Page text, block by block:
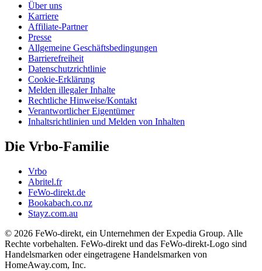
Über uns
Karriere
Affiliate-Partner
Presse
Allgemeine Geschäftsbedingungen
Barrierefreiheit
Datenschutzrichtlinie
Cookie-Erklärung
Melden illegaler Inhalte
Rechtliche Hinweise/Kontakt
Verantwortlicher Eigentümer
Inhaltsrichtlinien und Melden von Inhalten
Die Vrbo-Familie
Vrbo
Abritel.fr
FeWo-direkt.de
Bookabach.co.nz
Stayz.com.au
© 2026 FeWo-direkt, ein Unternehmen der Expedia Group. Alle
Rechte vorbehalten. FeWo-direkt und das FeWo-direkt-Logo sind
Handelsmarken oder eingetragene Handelsmarken von
HomeAway.com, Inc.